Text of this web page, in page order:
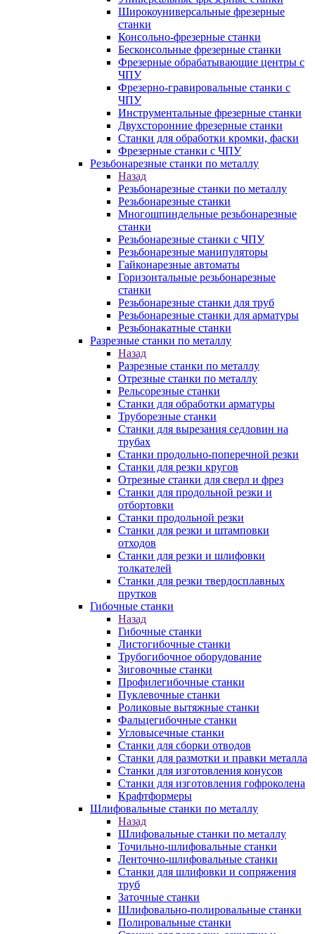
Широкоуниверсальные фрезерные
станки
Консольно-фрезерные станки
Бесконсольные фрезерные станки
Фрезерные обрабатывающие центры с
ЧПУ
Фрезерно-гравировальные станки с
ЧПУ
Инструментальные фрезерные станки
Двухсторонние фрезерные станки
Станки для обработки кромки, фаски
Фрезерные станки с ЧПУ
Резьбонарезные станки по металлу
Назад
Резьбонарезные станки по металлу
Резьбонарезные станки
Многошпиндельные резьбонарезные
станки
Резьбонарезные станки с ЧПУ
Резьбонарезные манипуляторы
Гайконарезные автоматы
Горизонтальные резьбонарезные
станки
Резьбонарезные станки для труб
Резьбонарезные станки для арматуры
Резьбонакатные станки
Разрезные станки по металлу
Назад
Разрезные станки по металлу
Отрезные станки по металлу
Рельсорезные станки
Станки для обработки арматуры
Труборезные станки
Станки для вырезания седловин на
трубаx
Станки продольно-поперечной резки
Станки для резки кругов
Отрезные станки для сверл и фрез
Станки для продольной резки и
отбортовки
Станки продольной резки
Станки для резки и штамповки
отходов
Станки для резки и шлифовки
толкателей
Станки для резки твердосплавных
прутков
Гибочные станки
Назад
Гибочные станки
Листогибочные станки
Трубогибочное оборудование
Зиговочные станки
Профилегибочные станки
Пуклевочные станки
Роликовые вытяжные станки
Фальцегибочные станки
Угловысечные станки
Станки для сборки отводов
Станки для размотки и правки металла
Станки для изготовления конусов
Станки для изготовления гофроколена
Крафтформеры
Шлифовальные станки по металлу
Назад
Шлифовальные станки по металлу
Точильно-шлифовальные станки
Ленточно-шлифовальные станки
Станки для шлифовки и сопряжения
труб
Заточные станки
Шлифовально-полировальные станки
Полировальные станки